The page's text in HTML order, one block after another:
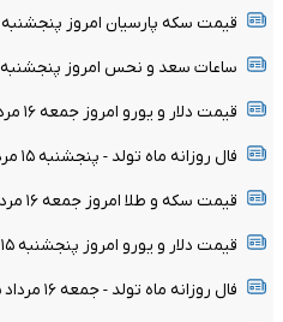
قیمت سکه پارسیان امروز پنجشنبه ۱۵ مرداد ۱۴۰۵ + جدول
ساعات سعد و نحس امروز پنجشنبه ۱۵ مرداد + جدول
قیمت دلار و یورو امروز جمعه ۱۶ مرداد ۱۴۰۵ + جدول
فال روزانه ماه تولد - پنجشنبه ۱۵ مرداد ۱۴۰۵
قیمت سکه و طلا امروز جمعه ۱۶ مرداد ۱۴۰۵ + جدول
قیمت دلار و یورو امروز پنجشنبه ۱۵ مرداد ۱۴۰۵ + جدول
فال روزانه ماه تولد - جمعه ۱۶ مرداد ۱۴۰۵